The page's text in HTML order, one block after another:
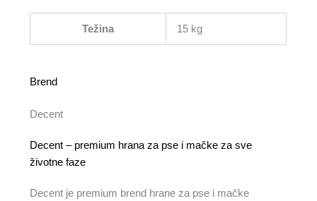
Težina 15 kg
Brend
Decent
Decent – premium hrana za pse i mačke za sve
životne faze
Decent je premium brend hrane za pse i mačke